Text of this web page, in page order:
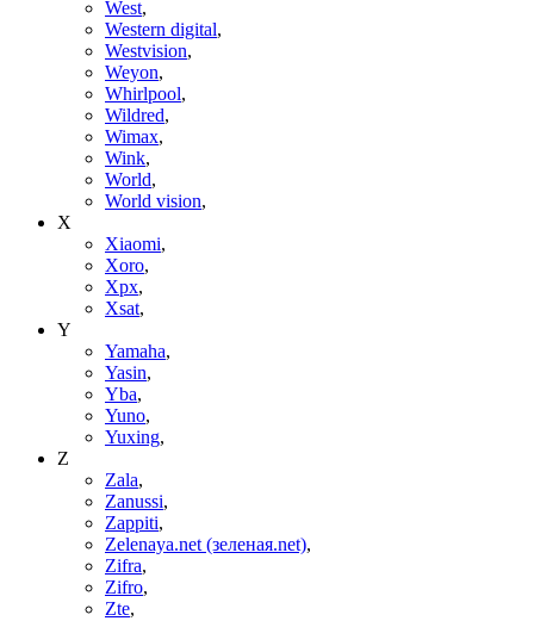
West,
Western digital,
Westvision,
Weyon,
Whirlpool,
Wildred,
Wimax,
Wink,
World,
World vision,
X
Xiaomi,
Xoro,
Xpx,
Xsat,
Y
Yamaha,
Yasin,
Yba,
Yuno,
Yuxing,
Z
Zala,
Zanussi,
Zappiti,
Zelenaya.net (зеленая.net),
Zifra,
Zifro,
Zte,